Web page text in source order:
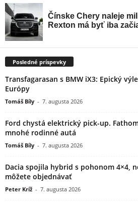
Posledné príspevky
Transfagarasan s BMW iX3: Epický
Európy
Tomáš Bíly - 7. augusta 2026
Ford chystá elektrický pick-up.
mnohé rodinné autá
Tomáš Bíly - 7. augusta 2026
Dacia spojila hybrid s pohonom 4×4,
môžete objednávať
Peter Kríž - 7. augusta 2026